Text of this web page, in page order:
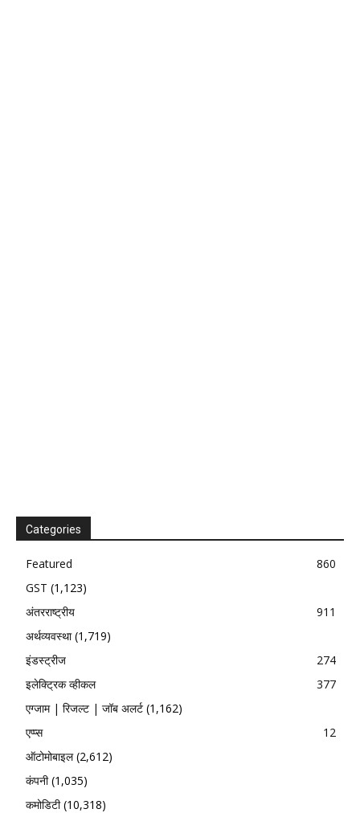
Categories
Featured
860
GST (1,123)
अंतरराष्ट्रीय
911
अर्थव्यवस्था(1,719)
इंडस्ट्रीज
274
इलेक्ट्रिक व्हीकल
377
एग्जाम | रिजल्ट | जॉब अलर्ट (1,162)
एप्प्स
12
ऑटोमोबाइल(2,612)
कंपनी(1,035)
कमोडिटी(10,318)